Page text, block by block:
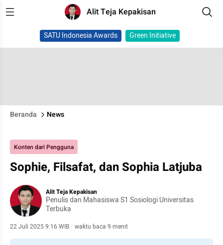
Alit Teja Kepakisan
SATU Indonesia Awards Green Initiative
Beranda News
Konten dari Pengguna
Sophie, Filsafat, dan Sophia Latjuba
Alit Teja Kepakisan
Penulis dan Mahasiswa S1 Sosiologi Universitas
Terbuka
22 Juli 2025 9:16 WIB · waktu baca 9 menit